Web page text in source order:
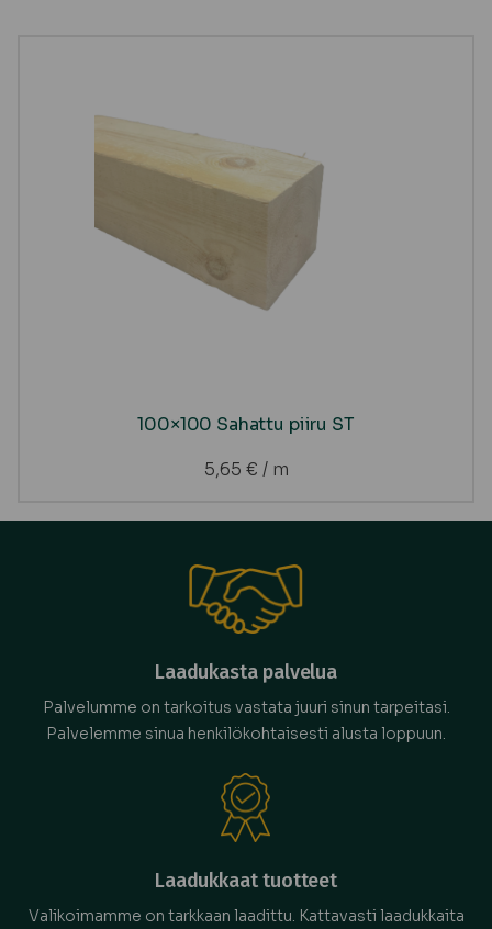
100×100 Sahattu piiru ST
5,65 € / m
Laadukasta palvelua
Palvelumme on tarkoitus vastata juuri sinun tarpeitasi.
Palvelemme sinua henkilökohtaisesti alusta loppuun.
Laadukkaat tuotteet
Valikoimamme on tarkkaan laadittu. Kattavasti laadukkaita